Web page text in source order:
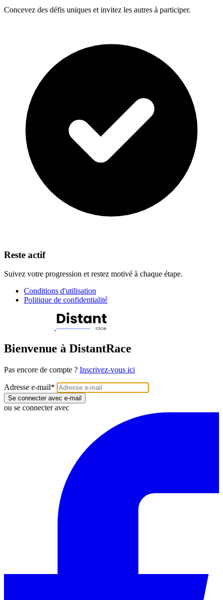
Concevez des défis uniques et invitez les autres à participer.
Reste actif
Suivez votre progression et restez motivé à chaque étape.
Conditions d'utilisation
Politique de confidentialité
Bienvenue à DistantRace
Pas encore de compte ? Inscrivez-vous ici
Adresse e-mail*
Se connecter avec e-mail
ou se connecter avec